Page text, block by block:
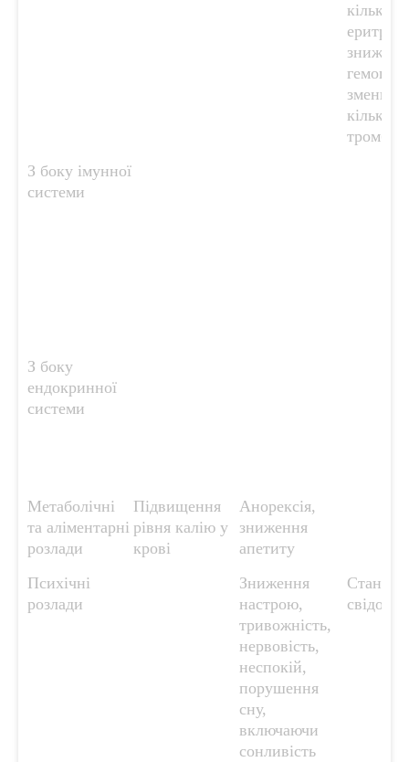
кількості
кількості
З боку імунної
системи
З боку
ендокринної
системи
Метаболічні
та аліментарні
розлади
Підвищення
рівня калію у
крові
Анорексія,
зниження
апетиту
Психічні
розлади
Зниження
настрою,
тривожність,
нервовість,
неспокій,
порушення
сну,
включаючи
сонливість
Стан